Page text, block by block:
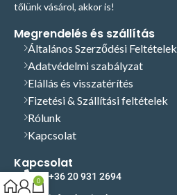
tőlünk vásárol, akkor is!
Megrendelés és szállítás
Általános Szerződési Feltételek
Adatvédelmi szabályzat
Elállás és visszatérítés
Fizetési & Szállítási feltételek
Rólunk
Kapcsolat
Kapcsolat
+36 20 931 2694
0